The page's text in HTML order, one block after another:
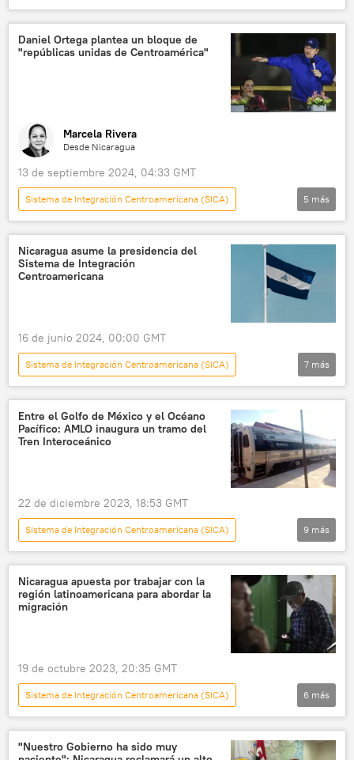
América Latina
Nicaragua
Gobierno de Nicaragua
Daniel Ortega
política
Centroamérica
Daniel Ortega plantea un bloque de
"repúblicas unidas de Centroamérica"
Marcela Rivera
Desde Nicaragua
13 de septiembre 2024, 04:33 GMT
Sistema de Integración Centroamericana (SICA)
América Latina
Daniel Ortega
Nicaragua
Centroamérica México
5 más
Nicaragua asume la presidencia del
Sistema de Integración
Centroamericana
16 de junio 2024, 00:00 GMT
Sistema de Integración Centroamericana (SICA)
América Latina
Daniel Ortega
Nicaragua
Honduras
El Salvador
política
Centroamérica
7 más
Entre el Golfo de México y el Océano
Pacífico: AMLO inaugura un tramo del
Tren Interoceánico
22 de diciembre 2023, 18:53 GMT
Sistema de Integración Centroamericana (SICA)
Corredor Interoceánico
México
transporte
Sputnik Explica
Andrés Manuel López Obrador
Oaxaca
9 más
Nicaragua apuesta por trabajar con la
región latinoamericana para abordar la
migración
19 de octubre 2023, 20:35 GMT
Sistema de Integración Centroamericana (SICA)
América Latina
Nicaragua
migración
sociedad
6 más
"Nuestro Gobierno ha sido muy